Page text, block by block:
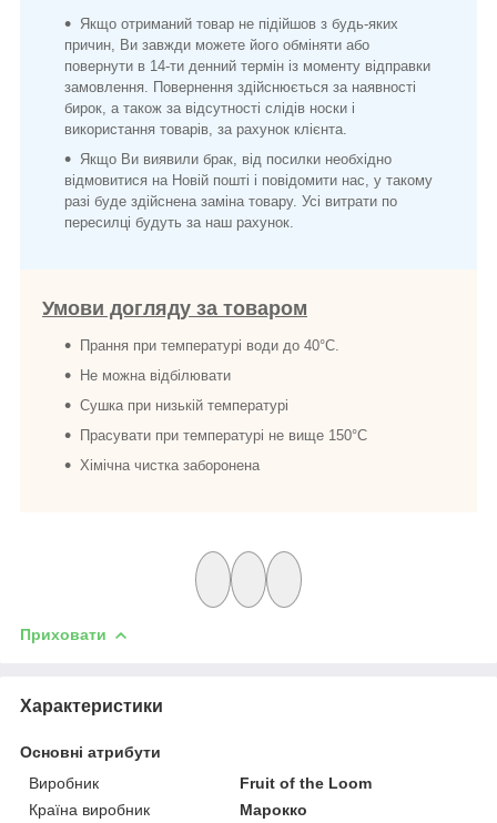
Якщо отриманий товар не підійшов з будь-яких
причин, Ви завжди можете його обміняти або
повернути в 14-ти денний термін із моменту відправки
замовлення. Повернення здійснюється за наявності
бирок, а також за відсутності слідів носки і
використання товарів, за рахунок клієнта.
Якщо Ви виявили брак, від посилки необхідно
відмовитися на Новій пошті і повідомити нас, у такому
разі буде здійснена заміна товару. Усі витрати по
пересилці будуть за наш рахунок.
Умови догляду за товаром
Прання при температурі води до 40°C.
Не можна відбілювати
Сушка при низькій температурі
Прасувати при температурі не вище 150°C
Хімічна чистка заборонена
Приховати
Характеристики
Основні атрибути
Виробник
Fruit of the Loom
Країна виробник
Марокко